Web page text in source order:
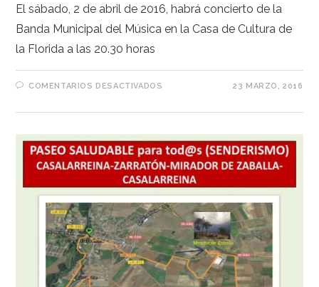
El sábado, 2 de abril de 2016, habrá concierto de la
Banda Municipal del Música en la Casa de Cultura de
la Florida a las 20.30 horas
COMENTARIOS DESACTIVADOS 23 MARZO, 2016